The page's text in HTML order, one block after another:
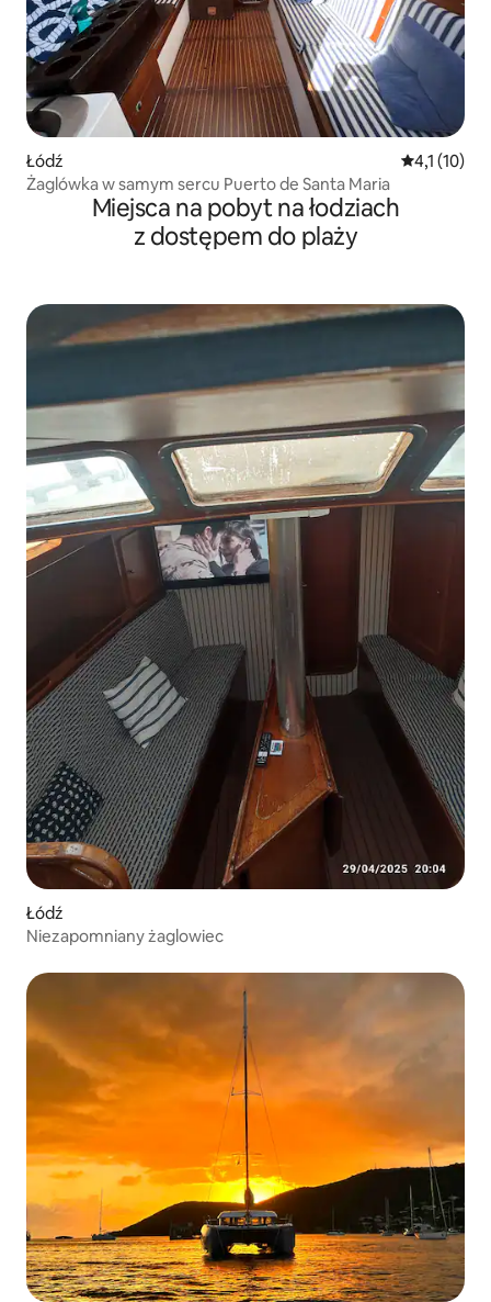
Łódź Średnia
4,1 (10)
Żaglówka w samym sercu Puerto de Santa Maria
Miejsca na pobyt na łodziach
z dostępem do plaży
Łódź
Niezapomniany żaglowiec